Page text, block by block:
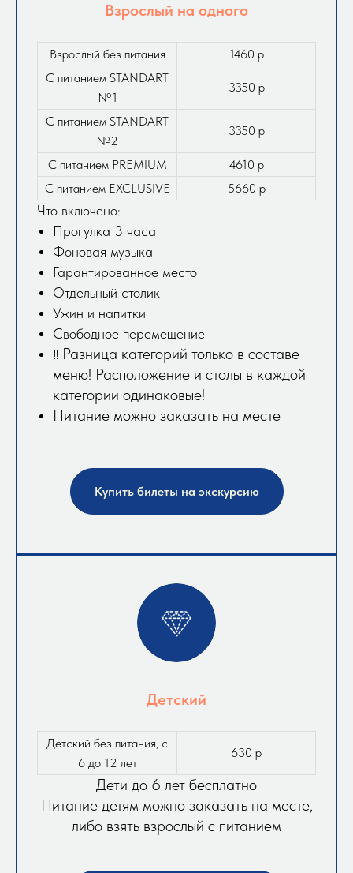
Взрослый на одного
Взрослый без питания
1460 р
С питанием STANDART
№1
3350 р
С питанием STANDART
№2
3350 р
С питанием PREMIUM
4610 р
С питанием EXCLUSIVE
5660 р
Что включено:
Прогулка 3 часа
Фоновая музыка
Гарантированное место
Отдельный столик
Ужин и напитки
Свободное перемещение
‼️ Разница категорий только в составе
меню! Расположение и столы в каждой
категории одинаковые!
Питание можно заказать на месте
Купить билеты на экскурсию
Детский
Детский без питания, с
6 до 12 лет
630 р
Дети до 6 лет бесплатно
Питание детям можно заказать на месте,
либо взять взрослый с питанием